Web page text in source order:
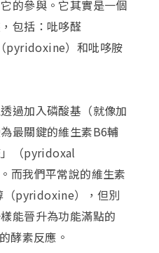
的參與。它其實是一個
包括：吡哆醛
pyridoxine）和吡哆胺
過加入磷酸基（就像加
最關鍵的維生素B6輔
（pyridoxal
而我們平常說的維生素
（pyridoxine），但別
能晉升為功能滿點的
酵素反應。